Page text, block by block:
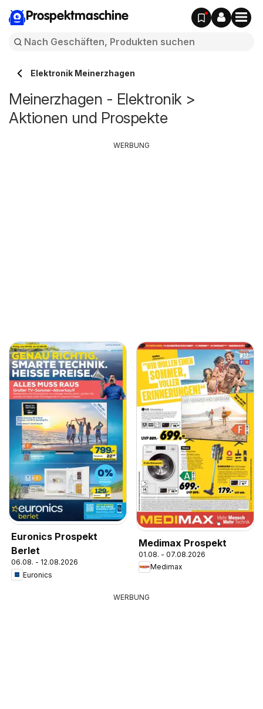
Prospektmaschine
Elektronik Meinerzhagen
Meinerzhagen - Elektronik >
Aktionen und Prospekte
Euronics Prospekt
Berlet
06.08. - 12.08.2026
Euronics
Medimax Prospekt
01.08. - 07.08.2026
Medimax
WERBUNG
WERBUNG